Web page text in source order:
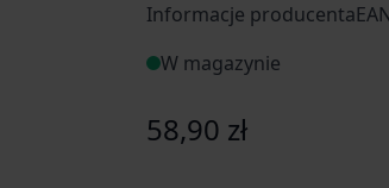
Informacje
W magazynie
58,90 zł